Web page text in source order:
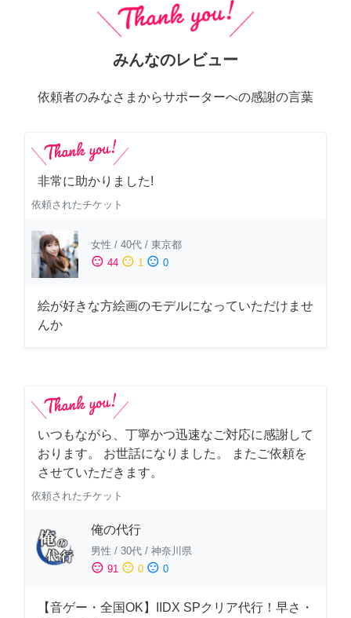
みんなのレビュー
依頼者のみなさまからサポーターへの感謝の言葉
非常に助かりました!
依頼されたチケット
女性 / 40代 / 東京都
sentiment_satisfied 44 sentiment_neutral 1 sentiment_dissatisfied 0
絵が好きな方絵画のモデルになっていただけませ
んか
いつもながら、丁寧かつ迅速なご対応に感謝して
おります。 お世話になりました。 またご依頼を
させていただきます。
依頼されたチケット
俺の代行
男性 / 30代 / 神奈川県
sentiment_satisfied 91 sentiment_neutral 0 sentiment_dissatisfied 0
【音ゲー・全国OK】IIDX SPクリア代行！早さ・